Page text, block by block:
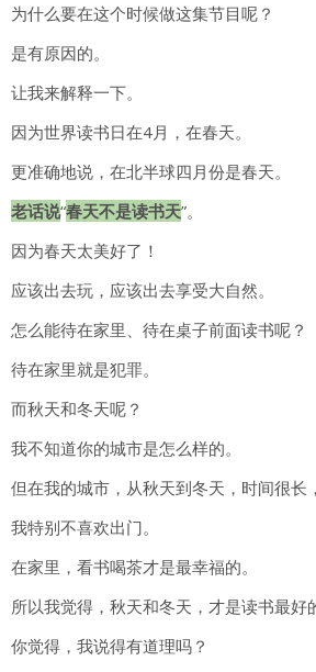
为什么要在这个时候做这集节目呢？
是有原因的。
让我来解释一下。
因为世界读书日在4月，在春天。
更准确地说，在北半球四月份是春天。
老话说“春天不是读书天”。
因为春天太美好了！
应该出去玩，应该出去享受大自然。
怎么能待在家里、待在桌子前面读书呢？
待在家里就是犯罪。
而秋天和冬天呢？
我不知道你的城市是怎么样的。
但在我的城市，从秋天到冬天，时间很长
我特别不喜欢出门。
在家里，看书喝茶才是最幸福的。
所以我觉得，秋天和冬天，才是读书最好
你觉得，我说得有道理吗？